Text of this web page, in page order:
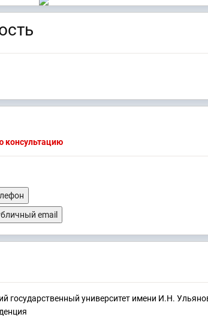
консультацию
email
государственный университет имени И.Н.